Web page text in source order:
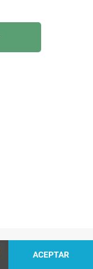
ACEPTAR